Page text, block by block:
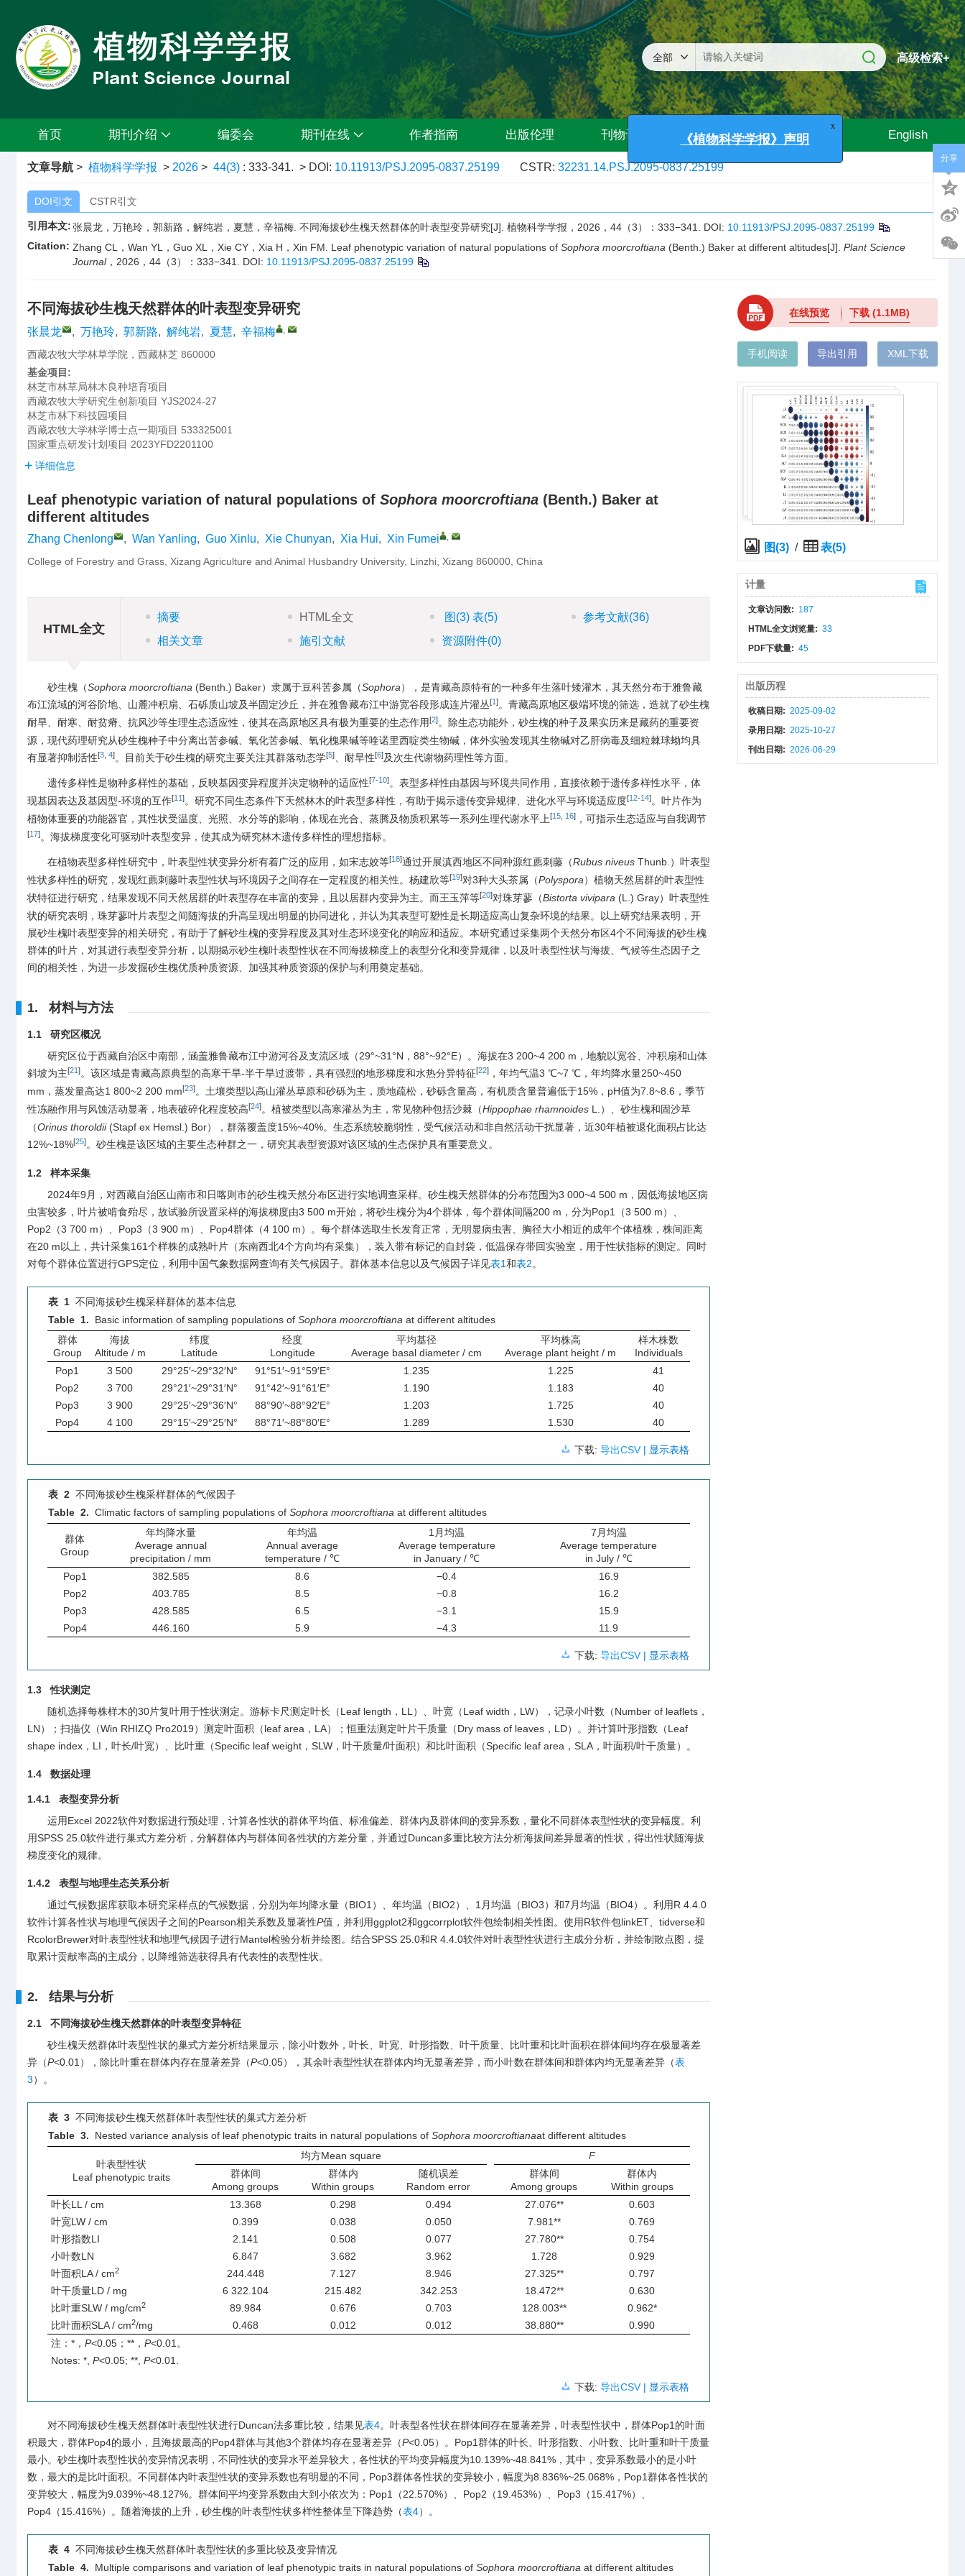
高级检索+
首页 期刊介绍 编委会 期刊在线 作者指南 出版伦理 刊物订阅 广告合作 联系我们 English
文章导航 > 植物科学学报 > 2026 > 44(3) : 333-341. > DOI: 10.11913/PSJ.2095-0837.25199 CSTR: 32231.14.PSJ.2095-0837.25199
DOI引文 CSTR引文
引用本文:张晨龙，万艳玲，郭新路，解纯岩，夏慧，辛福梅. 不同海拔砂生槐天然群体的叶表型变异研究[J]. 植物科学学报，2026，44（3）：333−341. DOI: 10.11913/PSJ.2095-0837.25199
Citation: Zhang CL，Wan YL，Guo XL，Xie CY，Xia H，Xin FM. Leaf phenotypic variation of natural populations of Sophora moorcroftiana (Benth.) Baker at different altitudes[J]. Plant Science
Journal，2026，44（3）：333−341. DOI: 10.11913/PSJ.2095-0837.25199
不同海拔砂生槐天然群体的叶表型变异研究
张晨龙 , 万艳玲, 郭新路, 解纯岩, 夏慧, 辛福梅 ,
西藏农牧大学林草学院，西藏林芝 860000
基金项目:
林芝市林草局林木良种培育项目
西藏农牧大学研究生创新项目 YJS2024-27
林芝市林下科技园项目
西藏农牧大学林学博士点一期项目 533325001
国家重点研发计划项目 2023YFD2201100
详细信息
Leaf phenotypic variation of natural populations of Sophora moorcroftiana (Benth.) Baker at
different altitudes
Zhang Chenlong , Wan Yanling, Guo Xinlu, Xie Chunyan, Xia Hui, Xin Fumei ,
College of Forestry and Grass, Xizang Agriculture and Animal Husbandry University, Linzhi, Xizang 860000, China
HTML全文
摘要 HTML全文 图 (3)表(5) 参考文献(36)
相关文章
施引文献 资源附件(0)
砂生槐（Sophora moorcroftiana (Benth.) Baker）隶属于豆科苦参属（Sophora），是青藏高原特有的一种多年生落叶矮灌木，其天然分布于雅鲁藏
布江流域的河谷阶地、山麓冲积扇、石砾质山坡及半固定沙丘，并在雅鲁藏布江中游宽谷段形成连片灌丛[1]。青藏高原地区极端环境的筛选，造就了砂生槐
耐旱、耐寒、耐贫瘠、抗风沙等生理生态适应性，使其在高原地区具有极为重要的生态作用[2]。除生态功能外，砂生槐的种子及果实历来是藏药的重要资
源，现代药理研究从砂生槐种子中分离出苦参碱、氧化苦参碱、氧化槐果碱等喹诺里西啶类生物碱，体外实验发现其生物碱对乙肝病毒及细粒棘球蚴均具
有显著抑制活性[3 4]。目前关于砂生槐的研究主要关注其群落动态学[5] 、耐旱性[6]及次生代谢物药理性等方面。
遗传多样性是物种多样性的基础，反映基因变异程度并决定物种的适应性[7-10]。表型多样性由基因与环境共同作用，直接依赖于遗传多样性水平，体
现基因表达及基因型-环境的互作[11]。研究不同生态条件下天然林木的叶表型多样性，有助于揭示遗传变异规律、进化水平与环境适应度[12-14]。叶片作为
植物体重要的功能器官，其性状受温度、光照、水分等的影响，体现在光合、蒸腾及物质积累等一系列生理代谢水平上[15 16] ，可指示生态适应与自我调节
[17]。海拔梯度变化可驱动叶表型变异，使其成为研究林木遗传多样性的理想指标。
在植物表型多样性研究中，叶表型性状变异分析有着广泛的应用，如宋志姣等[18]通过开展滇西地区不同种源红藨刺藤（Rubus niveus Thunb.）叶表型
性状多样性的研究，发现红藨刺藤叶表型性状与环境因子之间存在一定程度的相关性。杨建欣等[19]对3种大头茶属（Polyspora）植物天然居群的叶表型性
状特征进行研究，结果发现不同天然居群的叶表型存在丰富的变异，且以居群内变异为主。而王玉萍等[20]对珠芽蓼（Bistorta vivipara (L.) Gray）叶表型性
状的研究表明，珠芽蓼叶片表型之间随海拔的升高呈现出明显的协同进化，并认为其表型可塑性是长期适应高山复杂环境的结果。以上研究结果表明，开
展砂生槐叶表型变异的相关研究，有助于了解砂生槐的变异程度及其对生态环境变化的响应和适应。本研究通过采集两个天然分布区4个不同海拔的砂生槐
群体的叶片，对其进行表型变异分析，以期揭示砂生槐叶表型性状在不同海拔梯度上的表型分化和变异规律，以及叶表型性状与海拔、气候等生态因子之
间的相关性，为进一步发掘砂生槐优质种质资源、加强其种质资源的保护与利用奠定基础。
1. 材料与方法
1.1 研究区概况
研究区位于西藏自治区中南部，涵盖雅鲁藏布江中游河谷及支流区域（29°~31°N，88°~92°E）。海拔在3 200~4 200 m，地貌以宽谷、冲积扇和山体
斜坡为主[21]。该区域是青藏高原典型的高寒干旱-半干旱过渡带，具有强烈的地形梯度和水热分异特征[22] ，年均气温3 ℃~7 ℃，年均降水量250~450
mm，蒸发量高达1 800~2 200 mm[23]。土壤类型以高山灌丛草原和砂砾为主，质地疏松，砂砾含量高，有机质含量普遍低于15%，pH值为7.8~8.6，季节
性冻融作用与风蚀活动显著，地表破碎化程度较高[24]。植被类型以高寒灌丛为主，常见物种包括沙棘（Hippophae rhamnoides L.）、砂生槐和固沙草
（Orinus thoroldii(Stapf ex Hemsl.) Bor），群落覆盖度15%~40%。生态系统较脆弱性，受气候活动和非自然活动干扰显著，近30年植被退化面积占比达
12%~18%[25]。砂生槐是该区域的主要生态种群之一，研究其表型资源对该区域的生态保护具有重要意义。
1.2 样本采集
2024年9月，对西藏自治区山南市和日喀则市的砂生槐天然分布区进行实地调查采样。砂生槐天然群体的分布范围为3 000~4 500 m，因低海拔地区病
虫害较多，叶片被啃食殆尽，故试验所设置采样的海拔梯度由3 500 m开始，将砂生槐分为4个群体，每个群体间隔200 m，分为Pop1（3 500 m）、
Pop2（3 700 m）、Pop3（3 900 m）、Pop4群体（4 100 m）。每个群体选取生长发育正常，无明显病虫害、胸径大小相近的成年个体植株，株间距离
在20 m以上，共计采集161个样株的成熟叶片（东南西北4个方向均有采集），装入带有标记的自封袋，低温保存带回实验室，用于性状指标的测定。同时
对每个群体位置进行GPS定位，利用中国气象数据网查询有关气候因子。群体基本信息以及气候因子详见表1和表2。
表 1 不同海拔砂生槐采样群体的基本信息
Table 1.
Basic information of sampling populations of Sophora moorcroftiana at different altitudes
群体
Group
海拔
Altitude / m
纬度
Latitude
经度
Longitude
平均基径
Average basal diameter / cm
平均株高
Average plant height / m
样木株数
Individuals
Pop1
3 500 29°25′~29°32′N° 91°51′~91°59′E° 1.235 1.225
41
Pop2
3 700 29°21′~29°31′N° 91°42′~91°61′E° 1.190 1.183
40
Pop3
3 900 29°25′~29°36′N° 88°90′~88°92′E° 1.203 1.725
40
Pop4
4 100 29°15′~29°25′N° 88°71′~88°80′E° 1.289 1.530 40
下载: 导出CSV | 显示表格
表 2 不同海拔砂生槐采样群体的气候因子
Table 2. Climatic factors of sampling populations of Sophora moorcroftiana at different altitudes
群体
Group
年均降水量
Average annual
precipitation / mm
年均温
Annual average
temperature / ℃
1月均温
Average temperature
in January / ℃
7月均温
Average temperature
in July / ℃
Pop1
382.585 8.6 −0.4
16.9
Pop2
403.785 8.5 −0.8
16.2
Pop3
428.585 6.5 −3.1
15.9
Pop4
446.160 5.9 −4.3 11.9
下载: 导出CSV | 显示表格
1.3 性状测定
随机选择每株样木的30片复叶用于性状测定。游标卡尺测定叶长（Leaf length，LL）、叶宽（Leaf width，LW），记录小叶数（Number of leaflets，
LN）；扫描仪（Win RHIZQ Pro2019）测定叶面积（leaf area，LA）；恒重法测定叶片干质量（Dry mass of leaves，LD）。并计算叶形指数（Leaf
shape index，LI，叶长/叶宽）、比叶重（Specific leaf weight，SLW，叶干质量/叶面积）和比叶面积（Specific leaf area，SLA，叶面积/叶干质量）。
1.4 数据处理
1.4.1 表型变异分析
运用Excel 2022软件对数据进行预处理，计算各性状的群体平均值、标准偏差、群体内及群体间的变异系数，量化不同群体表型性状的变异幅度。利
用SPSS 25.0软件进行巢式方差分析，分解群体内与群体间各性状的方差分量，并通过Duncan多重比较方法分析海拔间差异显著的性状，得出性状随海拔
梯度变化的规律。
1.4.2 表型与地理生态关系分析
通过气候数据库获取本研究采样点的气候数据，分别为年均降水量（BIO1）、年均温（BIO2）、1月均温（BIO3）和7月均温（BIO4）。利用R 4.4.0
软件计算各性状与地理气候因子之间的Pearson相关系数及显著性P值，并利用ggplot2和ggcorrplot软件包绘制相关性图。使用R软件包linkET、tidverse和
RcolorBrewer对叶表型性状和地理气候因子进行Mantel检验分析并绘图。结合SPSS 25.0和R 4.4.0软件对叶表型性状进行主成分分析，并绘制散点图，提
取累计贡献率高的主成分，以降维筛选获得具有代表性的表型性状。
2. 结果与分析
2.1 不同海拔砂生槐天然群体的叶表型变异特征
砂生槐天然群体叶表型性状的巢式方差分析结果显示，除小叶数外，叶长、叶宽、叶形指数、叶干质量、比叶重和比叶面积在群体间均存在极显著差
异（P<0.01），除比叶重在群体内存在显著差异（P<0.05），其余叶表型性状在群体内均无显著差异，而小叶数在群体间和群体内均无显著差异（表
3）。
表 3 不同海拔砂生槐天然群体叶表型性状的巢式方差分析
Table 3.
Nested variance analysis of leaf phenotypic traits in natural populations of Sophora moorcroftianaat different altitudes
叶表型性状
Leaf phenotypic traits
均方Mean square
F
群体间
Among groups
群体内
Within groups
随机误差
Random error
群体间
Among groups
群体内
Within groups
叶长LL / cm
13.368 0.298 0.494 27.076**
0.603
叶宽LW / cm
0.399 0.038 0.050 7.981**
0.769
叶形指数LI
2.141 0.508 0.077 27.780**
0.754
小叶数LN
6.847 3.682 3.962 1.728
0.929
叶面积LA / cm2 244.448 7.127 8.946 27.325**
0.797
叶干质量LD / mg
6 322.104 215.482 342.253 18.472**
0.630
比叶重SLW / mg/cm2 89.984 0.676 0.703 128.003**
0.962*
比叶面积SLA / cm2/mg 0.468 0.012 0.012 38.880**
0.990
注：*， P<0.05；**， P<0.01。
Notes: *, P<0.05; **, P<0.01.
下载: 导出CSV | 显示表格
对不同海拔砂生槐天然群体叶表型性状进行Duncan法多重比较，结果见表4。叶表型各性状在群体间存在显著差异，叶表型性状中，群体Pop1的叶面
积最大，群体Pop4的最小，且海拔最高的Pop4群体与其他3个群体均存在显著差异（P<0.05）。Pop1群体的叶长、叶形指数、小叶数、比叶重和叶干质量
最小。砂生槐叶表型性状的变异情况表明，不同性状的变异水平差异较大，各性状的平均变异幅度为10.139%~48.841%，其中，变异系数最小的是小叶
数，最大的是比叶面积。不同群体内叶表型性状的变异系数也有明显的不同，Pop3群体各性状的变异较小，幅度为8.836%~25.068%，Pop1群体各性状的
变异较大，幅度为9.039%~48.127%。群体间平均变异系数由大到小依次为：Pop1（22.570%）、Pop2（19.453%）、Pop3（15.417%）、
Pop4（15.416%）。随着海拔的上升，砂生槐的叶表型性状多样性整体呈下降趋势（表4）。
表 4 不同海拔砂生槐天然群体叶表型性状的多重比较及变异情况
Table 4.
Multiple comparisons and variation of leaf phenotypic traits in natural populations of Sophora moorcroftiana at different altitudes
在线预览 下载(1.1MB)
手机阅读 导出引用 XML下载
图(3) / 表(5)
计量
文章访问数: 187
HTML全文浏览量: 33
PDF下载量: 45
出版历程
收稿日期: 2025-09-02
录用日期: 2025-10-27
刊出日期: 2026-06-29
分享